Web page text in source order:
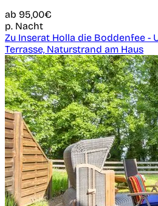
ab 95,00€
p. Nacht
Zu Inserat Holla die Boddenfee -
Terrasse, Naturstrand am Haus